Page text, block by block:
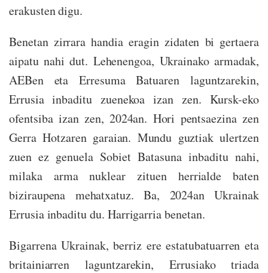
erakusten digu.
Benetan zirrara handia eragin zidaten bi gertaera
aipatu nahi dut. Lehenengoa, Ukrainako armadak,
AEBen eta Erresuma Batuaren laguntzarekin,
Errusia inbaditu zuenekoa izan zen. Kursk-eko
ofentsiba izan zen, 2024an. Hori pentsaezina zen
Gerra Hotzaren garaian. Mundu guztiak ulertzen
zuen ez genuela Sobiet Batasuna inbaditu nahi,
milaka arma nuklear zituen herrialde baten
biziraupena mehatxatuz. Ba, 2024an Ukrainak
Errusia inbaditu du. Harrigarria benetan.
Bigarrena Ukrainak, berriz ere estatubatuarren eta
britainiarren laguntzarekin, Errusiako triada